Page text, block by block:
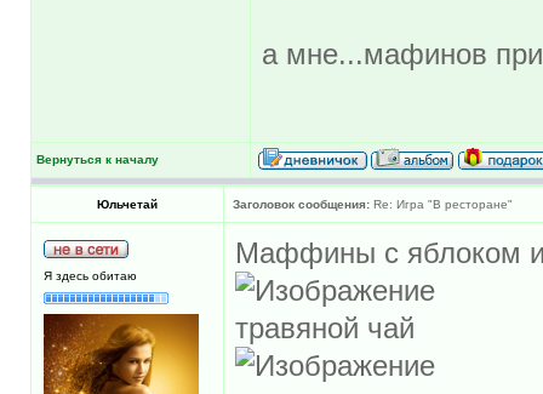
а мне...мафинов
Вернуться к началу
Юльчетай Заголовок сообщения: Re: Игра "В ресторане"
Я здесь обитаю
Маффины с яблоком
травяной чай